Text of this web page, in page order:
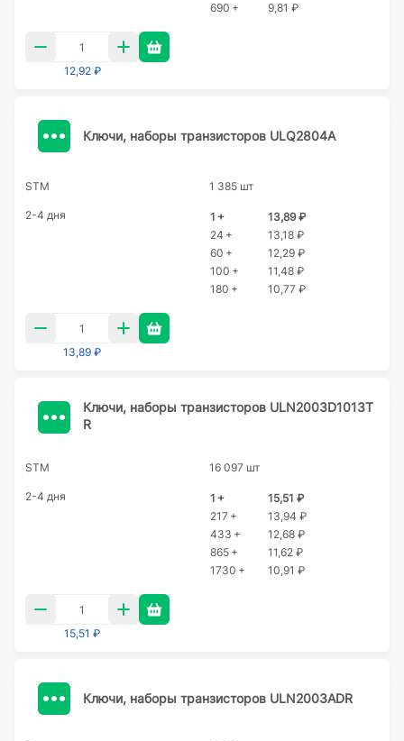
690 +
9,81 ₽
12,92 ₽
Ключи, наборы транзисторов ULQ2804A
STM 1 385 шт
2-4 дня 1 +
13,89 ₽
24 +
13,18 ₽
60 +
12,29 ₽
100 +
11,48 ₽
180 +
10,77 ₽
13,89 ₽
Ключи, наборы транзисторов ULN2003D1013T
R
STM 16 097 шт
2-4 дня 1 +
15,51 ₽
217 +
13,94 ₽
433 +
12,68 ₽
865 +
11,62 ₽
1730 +
10,91 ₽
15,51 ₽
Ключи, наборы транзисторов ULN2003ADR